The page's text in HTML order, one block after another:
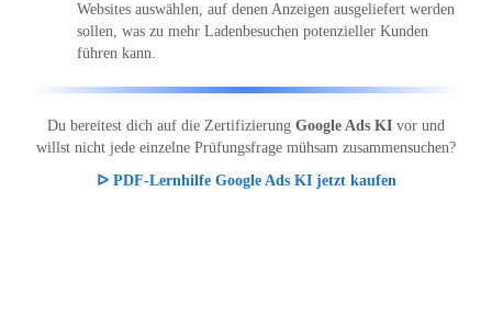
Websites auswählen, auf denen Anzeigen ausgeliefert werden
sollen, was zu mehr Ladenbesuchen potenzieller Kunden
führen kann.
Du bereitest dich auf die Zertifizierung Google Ads KI vor und
willst nicht jede einzelne Prüfungsfrage mühsam zusammensuchen?
ᐅ PDF-Lernhilfe Google Ads KI jetzt kaufen